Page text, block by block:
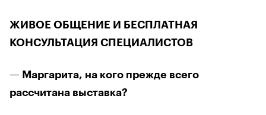
ЖИВОЕ ОБЩЕНИЕ И БЕСПЛАТНАЯ
КОНСУЛЬТАЦИЯ СПЕЦИАЛИСТОВ
— Маргарита, на кого прежде всего
рассчитана выставка?